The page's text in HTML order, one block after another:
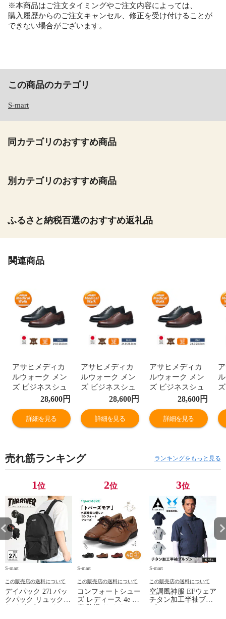
※本商品はご注文タイミングやご注文内容によっては、
購入履歴からのご注文キャンセル、修正を受け付けることが
できない場合がございます。
この商品のカテゴリ
S-mart
同カテゴリのおすすめ商品
別カテゴリのおすすめ商品
ふるさと納税百選のおすすめ返礼品
関連商品
アサヒメディカ
ルウォーク メン
ズ ビジネスシュ
ーズ 本革 3e ス
革靴 通勤 紳士靴
レースアップ 日
28,600円
詳細を見る
アサヒメディカ
ルウォーク メン
ズ ビジネスシュ
ーズ 本革 3e ス
革靴 通勤 紳士靴
レースアップ 日
28,600円
詳細を見る
アサヒメディカ
ルウォーク メン
ズ ビジネスシュ
ーズ 本革 3e ス
革靴 通勤 紳士靴
レースアップ 日
28,600円
詳細を見る
売れ筋ランキング ランキングをもっと見る
1位
S-mart
この販売店の送料について
デイパック 27l バッ
クパック リュック
サイズ ブランド ロ
2位
S-mart
この販売店の送料について
コンフォートシュー
ズ レディース 4e 幅
広 防滑 サイドファ
3位
S-mart
この販売店の送料について
空調風神服 EFウェア
チタン加工半袖ブル
ゾン ベスト ファン